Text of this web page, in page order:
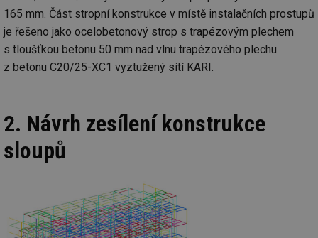
165 mm. Část stropní konstrukce v místě instalačních prostupů
je řešeno jako ocelobetonový strop s trapézovým plechem
s tloušťkou betonu 50 mm nad vlnu trapézového plechu
z betonu C20/25-XC1 vyztužený sítí KARI.
2. Návrh zesílení konstrukce
sloupů